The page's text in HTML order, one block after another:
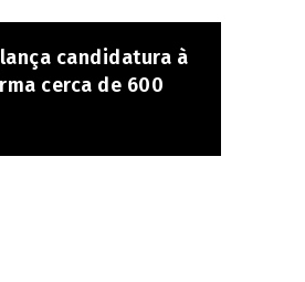
candidatura à
cerca de 600